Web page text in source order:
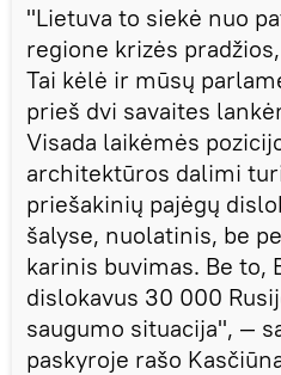
"Lietuva to siekė nuo
regione krizės
Tai kėlė ir mūsų
prieš dvi savaites
Visada laikėmės
architektūros dalimi
priešakinių pajėgų
šalyse, nuolatinis, be
karinis buvimas. Be to,
dislokavus 30 000
saugumo situacija", —
paskyroje rašo